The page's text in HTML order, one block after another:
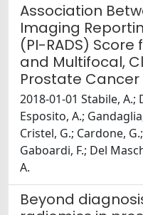
Association
Imaging
(PI-RADS)
and Multifocal,
Prostate Cancer
2018-01-01 Stabile, A.;
Esposito, A.;
Cristel, G.; Cardone,
Gaboardi, F.; Del
A.
Beyond